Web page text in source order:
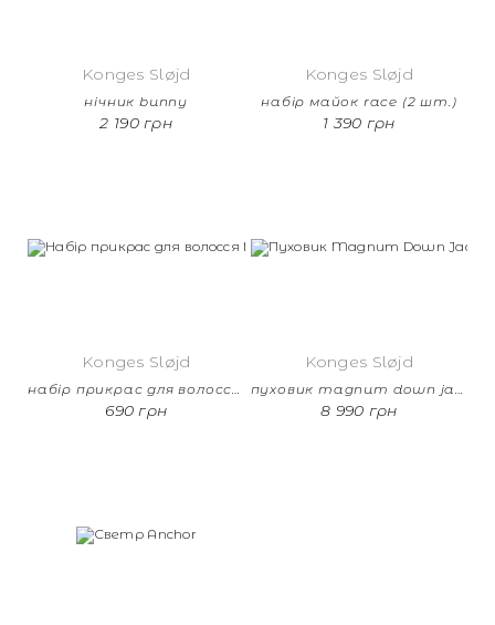
Konges Sløjd
нічник bunny
2 190 грн
Konges Sløjd
набір майок race (2 шт.)
1 390 грн
Konges Sløjd
690 грн
Konges Sløjd
8 990 грн